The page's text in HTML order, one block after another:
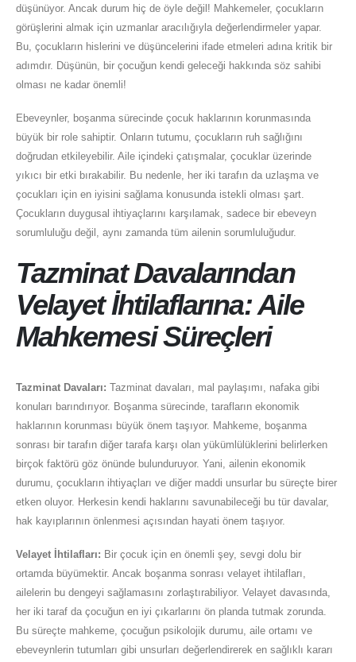
düşünüyor. Ancak durum hiç de öyle değil! Mahkemeler, çocukların
görüşlerini almak için uzmanlar aracılığıyla değerlendirmeler yapar.
Bu, çocukların hislerini ve düşüncelerini ifade etmeleri adına kritik bir
adımdır. Düşünün, bir çocuğun kendi geleceği hakkında söz sahibi
olması ne kadar önemli!
Ebeveynler, boşanma sürecinde çocuk haklarının korunmasında
büyük bir role sahiptir. Onların tutumu, çocukların ruh sağlığını
doğrudan etkileyebilir. Aile içindeki çatışmalar, çocuklar üzerinde
yıkıcı bir etki bırakabilir. Bu nedenle, her iki tarafın da uzlaşma ve
çocukları için en iyisini sağlama konusunda istekli olması şart.
Çocukların duygusal ihtiyaçlarını karşılamak, sadece bir ebeveyn
sorumluluğu değil, aynı zamanda tüm ailenin sorumluluğudur.
Tazminat Davalarından
Velayet İhtilaflarına: Aile
Mahkemesi Süreçleri
Tazminat Davaları: Tazminat davaları, mal paylaşımı, nafaka gibi
konuları barındırıyor. Boşanma sürecinde, tarafların ekonomik
haklarının korunması büyük önem taşıyor. Mahkeme, boşanma
sonrası bir tarafın diğer tarafa karşı olan yükümlülüklerini belirlerken
birçok faktörü göz önünde bulunduruyor. Yani, ailenin ekonomik
durumu, çocukların ihtiyaçları ve diğer maddi unsurlar bu süreçte birer
etken oluyor. Herkesin kendi haklarını savunabileceği bu tür davalar,
hak kayıplarının önlenmesi açısından hayati önem taşıyor.
Velayet İhtilafları: Bir çocuk için en önemli şey, sevgi dolu bir
ortamda büyümektir. Ancak boşanma sonrası velayet ihtilafları,
ailelerin bu dengeyi sağlamasını zorlaştırabiliyor. Velayet davasında,
her iki taraf da çocuğun en iyi çıkarlarını ön planda tutmak zorunda.
Bu süreçte mahkeme, çocuğun psikolojik durumu, aile ortamı ve
ebeveynlerin tutumları gibi unsurları değerlendirerek en sağlıklı kararı